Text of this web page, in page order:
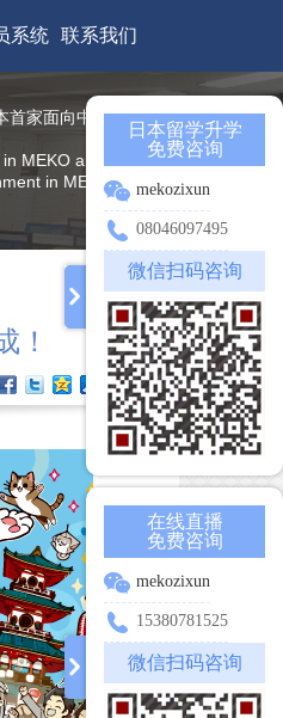
系统 联系我们
首家面向中国留学生
MEKO are all from
in MEKO offers
！
日本留学升学
免费咨询
mekozixun
08046097495
微信扫码咨询
在线直播
免费咨询
mekozixun
15380781525
微信扫码咨询